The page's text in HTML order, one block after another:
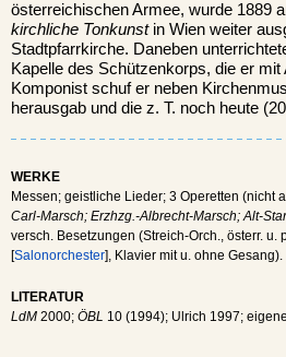
österreichischen Armee, wurde 1889
kirchliche Tonkunst in Wien weiter
Stadtpfarrkirche. Daneben
Kapelle des Schützenkorps, die er
Komponist schuf er neben
herausgab und die z. T. noch heute
WERKE
Messen; geistliche Lieder; 3 Operetten (nicht
Carl-Marsch; Erzhzg.-Albrecht-Marsch; Alt-
versch. Besetzungen (Streich-Orch., österr.
[Salonorchester], Klavier mit u. ohne Gesang).
LITERATUR
LdM 2000; ÖBL 10 (1994); Ulrich 1997;